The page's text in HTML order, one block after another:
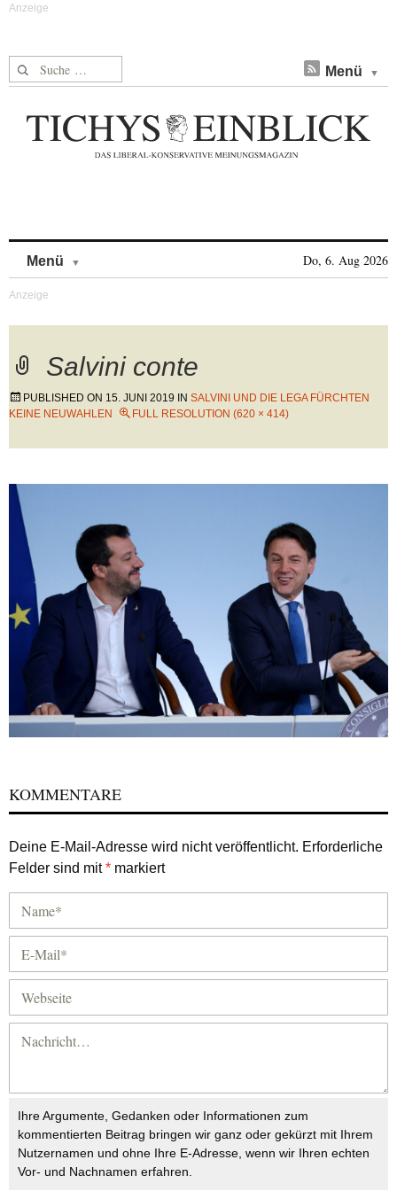
Suche nach: Menü
Menü Do, 6. Aug 2026
Salvini conte
PUBLISHED ON 15. JUNI 2019 IN SALVINI UND DIE LEGA FÜRCHTEN
KEINE NEUWAHLEN
FULL RESOLUTION (620 × 414)
KOMMENTARE
Deine E-Mail-Adresse wird nicht veröffentlicht. Erforderliche
Felder sind mit* markiert
Ihre Argumente, Gedanken oder Informationen zum
kommentierten Beitrag bringen wir ganz oder gekürzt mit Ihrem
Nutzernamen und ohne Ihre E-Adresse, wenn wir Ihren echten
Vor- und Nachnamen erfahren.